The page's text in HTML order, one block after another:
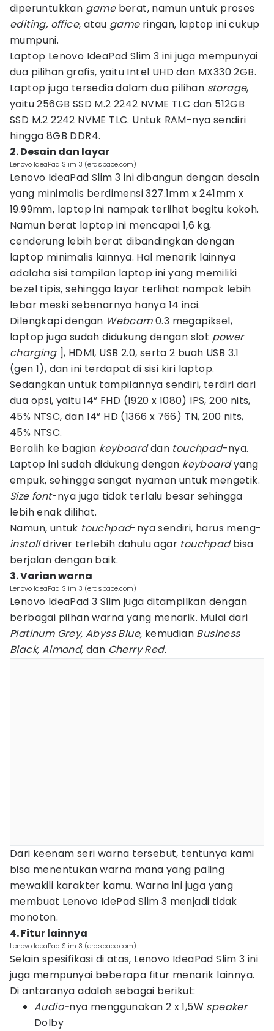
diperuntukkan gameberat, namun untuk proses
editing, office, atau gameringan, laptop ini cukup
mumpuni.
Laptop Lenovo IdeaPad Slim 3 ini juga mempunyai
dua pilihan grafis, yaitu Intel UHD dan MX330 2GB.
Laptop juga tersedia dalam dua pilihan storage,
yaitu 256GB SSD M.2 2242 NVME TLC dan 512GB
SSD M.2 2242 NVME TLC. Untuk RAM-nya sendiri
hingga 8GB DDR4.
2. Desain dan layar
Lenovo IdeaPad Slim 3 (eraspace.com)
Lenovo IdeaPad Slim 3 ini dibangun dengan desain
yang minimalis berdimensi 327.1mm x 241mm x
19.99mm, laptop ini nampak terlihat begitu kokoh.
Namun berat laptop ini mencapai 1,6 kg,
cenderung lebih berat dibandingkan dengan
laptop minimalis lainnya. Hal menarik lainnya
adalaha sisi tampilan laptop ini yang memiliki
bezel tipis, sehingga layar terlihat nampak lebih
lebar meski sebenarnya hanya 14 inci.
Dilengkapi dengan Webcam0.3 megapiksel,
laptop juga sudah didukung dengan slot power
charging], HDMI, USB 2.0, serta 2 buah USB 3.1
(gen 1), dan ini terdapat di sisi kiri laptop.
Sedangkan untuk tampilannya sendiri, terdiri dari
dua opsi, yaitu 14” FHD (1920 x 1080) IPS, 200 nits,
45% NTSC, dan 14” HD (1366 x 766) TN, 200 nits,
45% NTSC.
Beralih ke bagian keyboarddan touchpad-nya.
Laptop ini sudah didukung dengan keyboardyang
empuk, sehingga sangat nyaman untuk mengetik.
Size font-nya juga tidak terlalu besar sehingga
lebih enak dilihat.
Namun, untuk touchpad-nya sendiri, harus meng-
installdriver terlebih dahulu agar touchpadbisa
berjalan dengan baik.
3. Varian warna
Lenovo IdeaPad Slim 3 (eraspace.com)
Lenovo IdeaPad 3 Slim juga ditampilkan dengan
berbagai pilhan warna yang menarik. Mulai dari
Platinum Grey, Abyss Blue, kemudian Business
Black, Almond,dan Cherry Red.
Dari keenam seri warna tersebut, tentunya kami
bisa menentukan warna mana yang paling
mewakili karakter kamu. Warna ini juga yang
membuat Lenovo IdePad Slim 3 menjadi tidak
monoton.
4. Fitur lainnya
Lenovo IdeaPad Slim 3 (eraspace.com)
Selain spesifikasi di atas, Lenovo IdeaPad Slim 3 ini
juga mempunyai beberapa fitur menarik lainnya.
Di antaranya adalah sebagai berikut:
Audio-nya menggunakan 2 x 1,5W speaker
Dolby